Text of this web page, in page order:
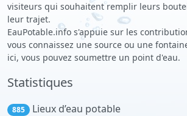
visiteurs qui souhaitent remplir leurs
leur trajet.
EauPotable.info s'appuie sur les
vous connaissez une source ou une
ici, vous pouvez soumettre un point d'eau.
Statistiques
885 Lieux d’eau potable